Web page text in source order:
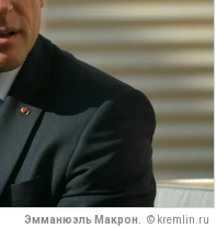
Эмманюэль Макрон. © kremlin.ru